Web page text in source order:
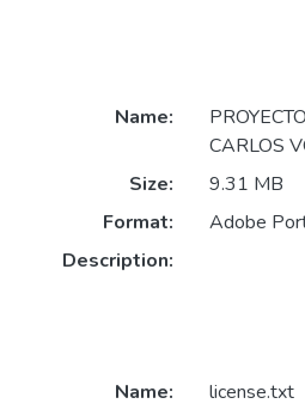
Name:
CARLOS
Size:
9.31 MB
Format:
Adobe
Description:
Name:
license.txt